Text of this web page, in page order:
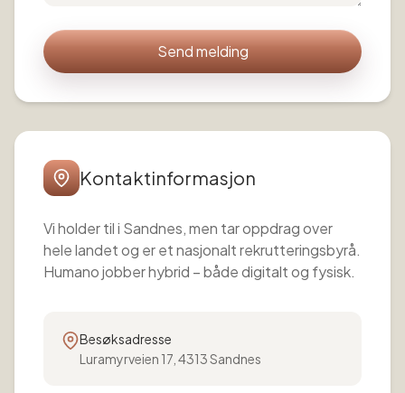
Send melding
Kontaktinformasjon
Vi holder til i Sandnes, men tar oppdrag over
hele landet og er et nasjonalt rekrutteringsbyrå.
Humano jobber hybrid – både digitalt og fysisk.
Besøksadresse
Luramyrveien 17, 4313 Sandnes